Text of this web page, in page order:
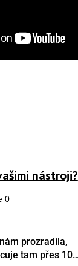
nástroji?
0
prozradila,
tam přes 10